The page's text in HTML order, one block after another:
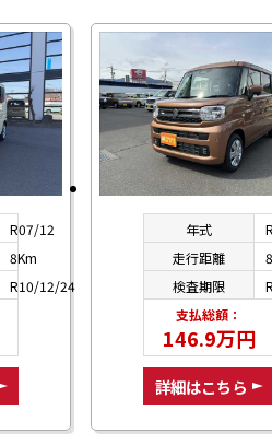
R07/12
8Km
R10/12/24
年式
走行距離
検査期限
支払総額：
146.9万円
詳細はこちら